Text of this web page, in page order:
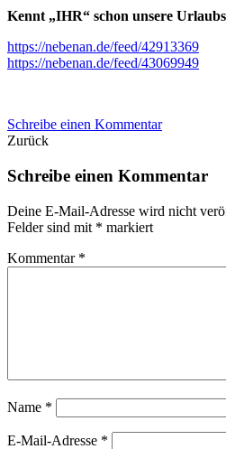
Kennt „IHR“ schon unsere
https://nebenan.de/feed/42913369
https://nebenan.de/feed/43069949
Schreibe einen Kommentar
Zurück
Schreibe einen Kommentar
Deine E-Mail-Adresse wird nicht
Felder sind mit * markiert
Kommentar *
Name *
E-Mail-Adresse *